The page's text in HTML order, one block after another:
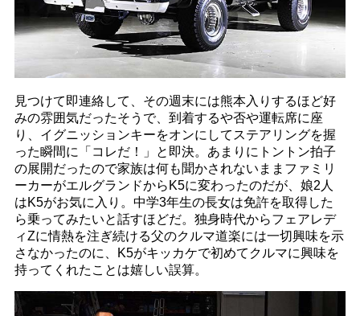
見つけて即連絡して、その週末には熊本入りするほど好
みの雰囲気だったそうで、到着するや否や運転席に座
り、イグニッションキーをオンにしてステアリングを握
った瞬間に「コレだ！」と即決。あまりにトントン拍子
の展開だったので家族は何も聞かされないままファミリ
ーカーがエルグランドからK5に変わったのだが、娘2人
はK5がお気に入り。中学3年生の長女は免許を取得した
ら乗ってみたいと話すほどだ。独身時代からフェアレデ
ィZに情熱を注ぎ続ける父のクルマ道楽には一切興味を示
さなかったのに、K5がキッカケで初めてクルマに興味を
持ってくれたことは嬉しい誤算。